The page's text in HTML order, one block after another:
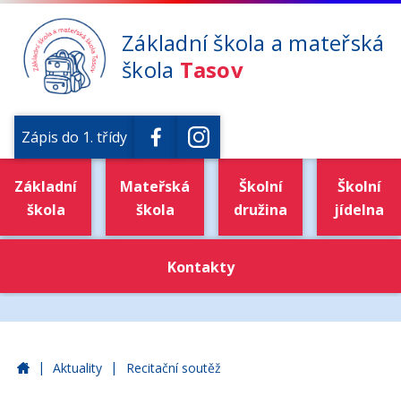
Základní škola a mateřská
škola Tasov
Zápis do 1. třídy
Základní
škola
Mateřská
škola
Školní
družina
Školní
jídelna
Kontakty
Základní škola a mateřská škola Tasov
| Aktuality | Recitační soutěž